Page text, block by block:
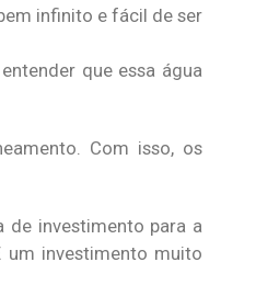
infinito e fácil de ser
que essa água
Com isso, os
de investimento para a
um investimento muito